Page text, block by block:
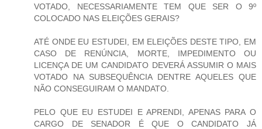
VOTADO, NECESSARIAMENTE TEM QUE SER O 9º
COLOCADO NAS ELEIÇÕES GERAIS?
ATÉ ONDE EU ESTUDEI, EM ELEIÇÕES DESTE TIPO, EM
CASO DE RENÚNCIA, MORTE, IMPEDIMENTO OU
LICENÇA DE UM CANDIDATO DEVERÁ ASSUMIR O MAIS
VOTADO NA SUBSEQUÊNCIA DENTRE AQUELES QUE
NÃO CONSEGUIRAM O MANDATO.
PELO QUE EU ESTUDEI E APRENDI, APENAS PARA O
CARGO DE SENADOR É QUE O CANDIDATO JÁ